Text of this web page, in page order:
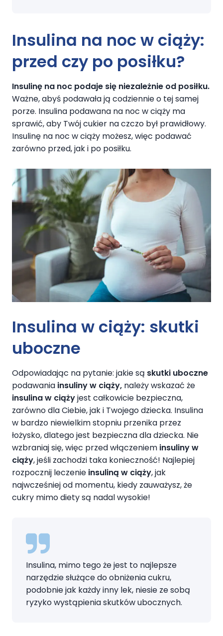
Insulina na noc w ciąży:
przed czy po posiłku?
Insulinę na noc podaje się niezależnie od posiłku.
Ważne, abyś podawała ją codziennie o tej samej
porze. Insulina podawana na noc w ciąży ma
sprawić, aby Twój cukier na czczo był prawidłowy.
Insulinę na noc w ciąży możesz, więc podawać
zarówno przed, jak i po posiłku.
Insulina w ciąży: skutki
uboczne
Odpowiadając na pytanie: jakie są skutki uboczne
podawania insuliny w ciąży, należy wskazać że
insulina w ciążyjest całkowicie bezpieczna,
zarówno dla Ciebie, jak i Twojego dziecka. Insulina
w bardzo niewielkim stopniu przenika przez
łożysko, dlatego jest bezpieczna dla dziecka. Nie
wzbraniaj się, więc przed włączeniem insuliny w
ciąży, jeśli zachodzi taka konieczność! Najlepiej
rozpocznij leczenie insuliną w ciąży, jak
najwcześniej od momentu, kiedy zauważysz, że
cukry mimo diety są nadal wysokie!
Insulina, mimo tego że jest to najlepsze
narzędzie służące do obniżenia cukru,
podobnie jak każdy inny lek, niesie ze sobą
ryzyko wystąpienia skutków ubocznych.